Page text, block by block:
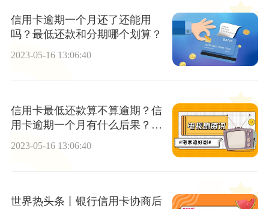
信用卡逾期一个月还了还能用
吗？最低还款和分期哪个划算？
2023-05-16 13:06:40
信用卡最低还款算不算逾期？信
用卡逾期一个月有什么后果？_
2023-05-16 13:06:40
世界热头条丨银行信用卡协商后